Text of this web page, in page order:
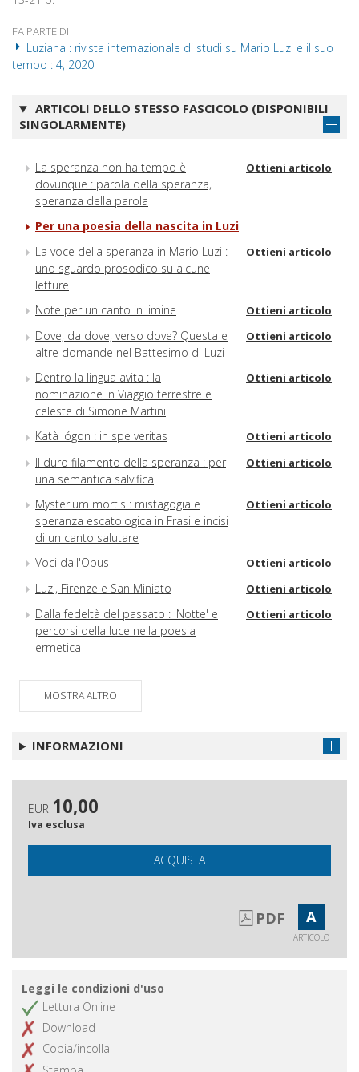
FA PARTE DI
Luziana : rivista internazionale di studi su Mario Luzi e il suo
tempo : 4, 2020
ARTICOLI DELLO STESSO FASCICOLO (DISPONIBILI
SINGOLARMENTE)
La speranza non ha tempo è
dovunque : parola della speranza,
speranza della parola
Ottieni articolo
Per una poesia della nascita in Luzi
La voce della speranza in Mario Luzi :
uno sguardo prosodico su alcune
letture
Ottieni articolo
Note per un canto in limine Ottieni articolo
Dove, da dove, verso dove? Questa e
altre domande nel Battesimo di Luzi
Ottieni articolo
Dentro la lingua avita : la
nominazione in Viaggio terrestre e
celeste di Simone Martini
Ottieni articolo
Katà lógon : in spe veritas Ottieni articolo
Il duro filamento della speranza : per
una semantica salvifica
Ottieni articolo
Mysterium mortis : mistagogia e
speranza escatologica in Frasi e incisi
di un canto salutare
Ottieni articolo
Voci dall'Opus Ottieni articolo
Luzi, Firenze e San Miniato Ottieni articolo
Dalla fedeltà del passato : 'Notte' e
percorsi della luce nella poesia
ermetica
Ottieni articolo
MOSTRA ALTRO
INFORMAZIONI
EUR 10,00
Iva esclusa
ACQUISTA
PDF A
ARTICOLO
Leggi le condizioni d'uso
Lettura Online
Download
Copia/incolla